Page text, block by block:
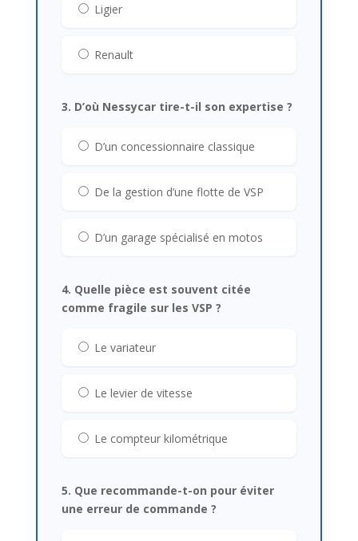
Ligier
Renault
3. D’où Nessycar tire-t-il son expertise ?
D’un concessionnaire classique
De la gestion d’une flotte de VSP
D’un garage spécialisé en motos
4. Quelle pièce est souvent citée
comme fragile sur les VSP ?
Le variateur
Le levier de vitesse
Le compteur kilométrique
5. Que recommande-t-on pour éviter
une erreur de commande ?